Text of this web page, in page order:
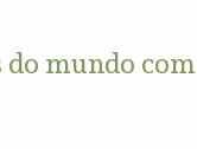
mundo com